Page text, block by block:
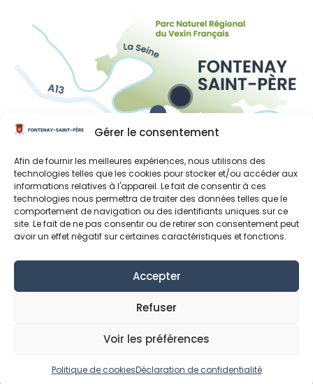
Gérer le consentement
Afin de fournir les meilleures expériences, nous utilisons des
technologies telles que les cookies pour stocker et/ou accéder aux
informations relatives à l'appareil. Le fait de consentir à ces
technologies nous permettra de traiter des données telles que le
comportement de navigation ou des identifiants uniques sur ce
site. Le fait de ne pas consentir ou de retirer son consentement peut
avoir un effet négatif sur certaines caractéristiques et fonctions.
Accepter
Refuser
Voir les préférences
Politique de cookiesDéclaration de confidentialité
Liens utiles
Région Île-de-France
Département des Yvelines
Grand Paris Seine et Oise
Politique de cookies (UE)
Réalisation MonClocher.com